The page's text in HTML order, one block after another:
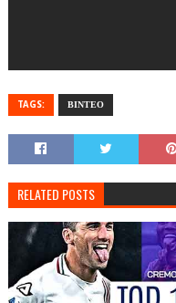
TAGS: ΒΙΝΤΕΟ
RELATED POSTS